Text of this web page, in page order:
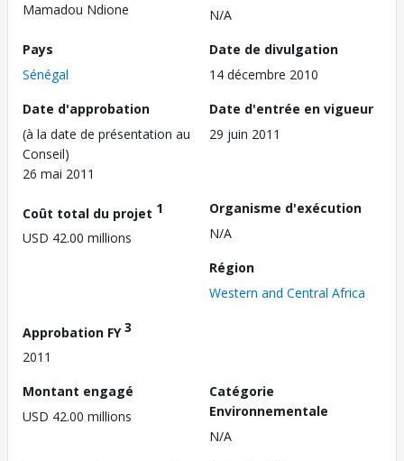
Mamadou Ndione
N/A
Pays
Sénégal
Date de divulgation
14 décembre 2010
Date d'approbation
(à la date de présentation au
Conseil)
26 mai 2011
Date d'entrée en vigueur
29 juin 2011
Coût total du projet 1
USD 42.00 millions
Organisme d'exécution
N/A
Région
Western and Central Africa
Approbation FY3
2011
Montant engagé
USD 42.00 millions
Catégorie
Environnementale
N/A